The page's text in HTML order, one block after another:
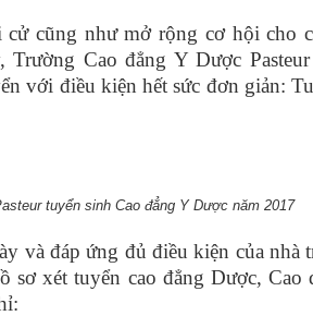
cũng như mở rộng cơ hội cho
Cao đẳng Y Dược
với điều kiện hết sức đơn giản:
tuyển sinh Cao đẳng Y Dược năm 2017
và đáp ứng đủ điều kiện của nhà
sơ xét tuyển cao đẳng Dược, Cao